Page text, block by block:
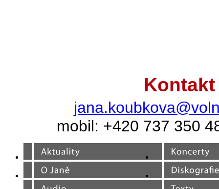
Kontakt
mobil: +420 737 350